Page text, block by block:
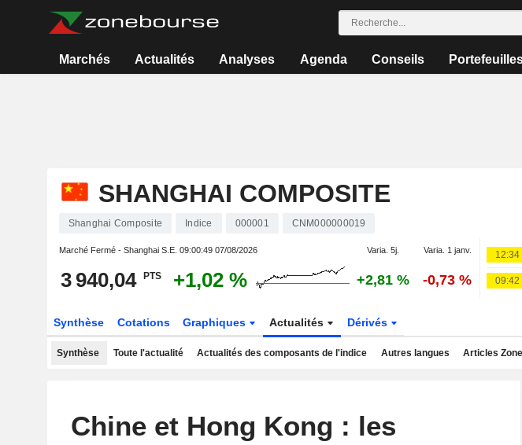
Marchés Actualités Analyses Agenda Conseils
SHANGHAI COMPOSITE
Shanghai Composite Indice 000001 CNM000000019
Marché Fermé - Shanghai S.E. 09:00:49 07/08/2026 Varia. 5j. Varia. 1 janv.
3 940,04 PTS +1,02 % +2,81 % -0,73 %
12:34
09:42
Synthèse Cotations Graphiques Actualités Dérivés
Synthèse Toute l'actualité Actualités des composants de l'indice Autres langues Articles
Chine et Hong Kong : les